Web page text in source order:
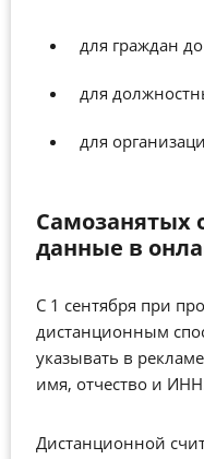
для граждан
для
для
Самозанятых
данные в
С 1 сентября при
дистанционным
указывать в
имя, отчество и
Дистанционной